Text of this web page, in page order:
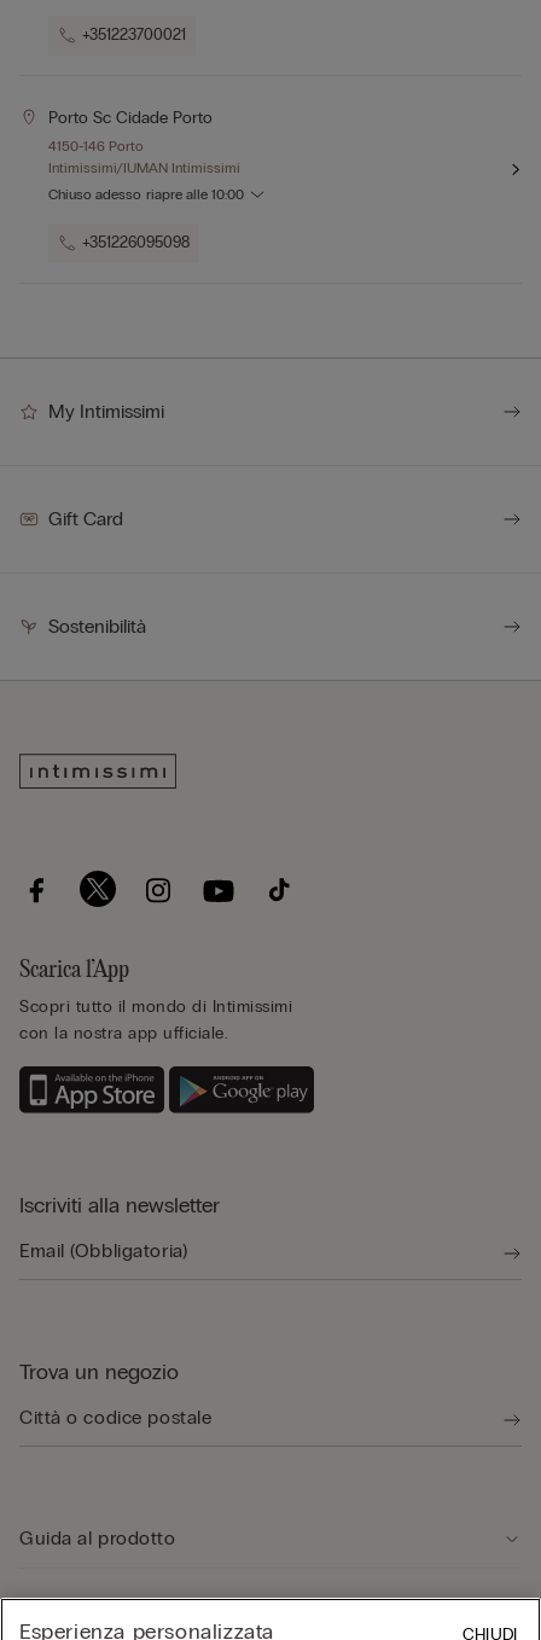
+351223700021
Porto Sc Cidade Porto
4150-146 Porto
Intimissimi/IUMAN Intimissimi
Chiuso adesso riapre alle 10:00
+351226095098
My Intimissimi
Gift Card
Sostenibilità
Scarica l’App
Scopri tutto il mondo di Intimissimi
con la nostra app ufficiale.
Iscriviti alla newsletter
Trova un negozio
Guida al prodotto
Esperienza personalizzata CHIUDI